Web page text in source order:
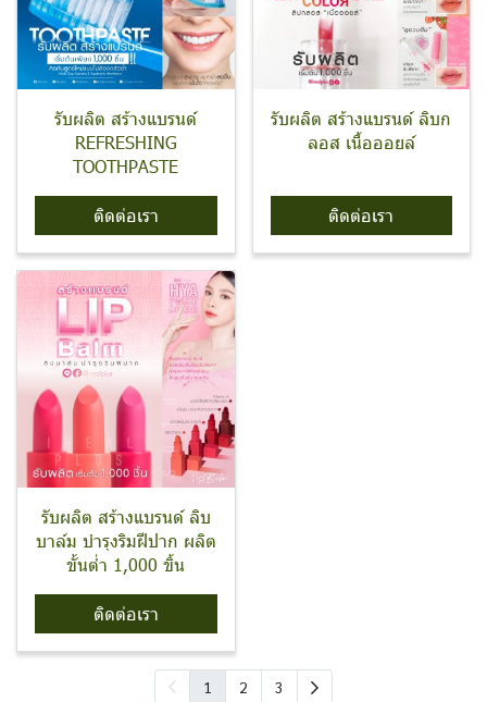
รับผลิต สร้างแบรนด์
REFRESHING
TOOTHPASTE
ติดต่อเรา
รับผลิต สร้างแบรนด์ ลิบก
ลอส เนื้อออยล์
ติดต่อเรา
รับผลิต สร้างแบรนด์ ลิบ
บาล์ม บำรุงริมฝีปาก ผลิต
ขั้นต่ำ 1,000 ขิ้น
ติดต่อเรา
1 2 3